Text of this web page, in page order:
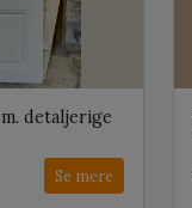
detaljerige
Se mere